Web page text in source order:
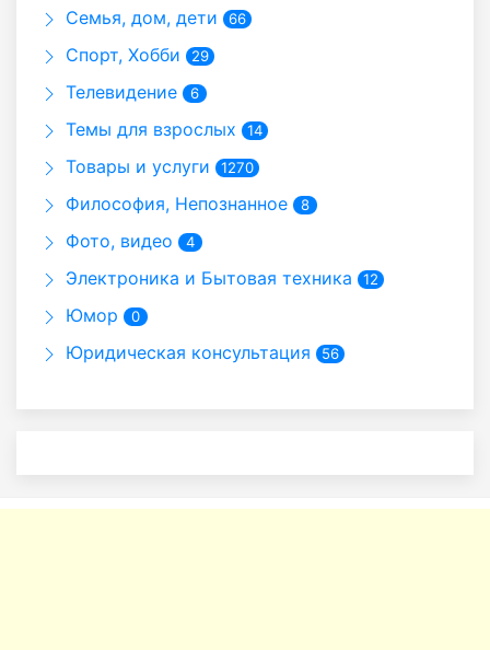
Семья, дом, дети 66
Спорт, Хобби 29
Телевидение 6
Темы для взрослых 14
Товары и услуги 1270
Философия, Непознанное 8
Фото, видео 4
Электроника и Бытовая техника 12
Юмор 0
Юридическая консультация 56